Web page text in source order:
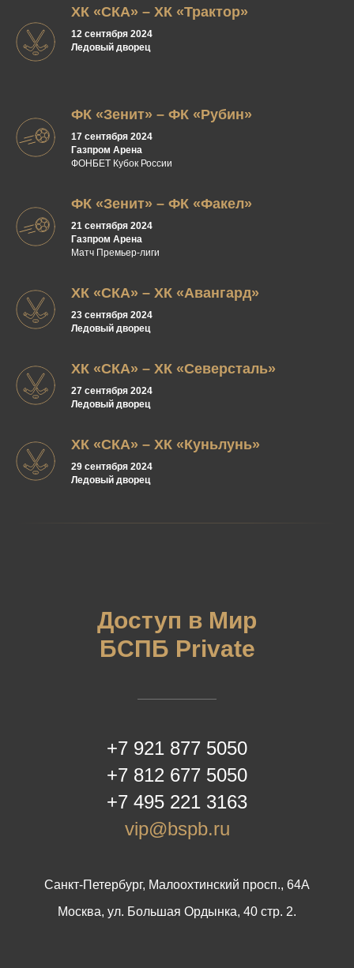
ХК «СКА» – ХК «Трактор»
12 сентября 2024
Ледовый дворец
ФК «Зенит» – ФК «Рубин»
17 сентября 2024
Газпром Арена
ФОНБЕТ Кубок России
ФК «Зенит» – ФК «Факел»
21 сентября 2024
Газпром Арена
Матч Премьер-лиги
ХК «СКА» – ХК «Авангард»
23 сентября 2024
Ледовый дворец
ХК «СКА» – ХК «Северсталь»
27 сентября 2024
Ледовый дворец
ХК «СКА» – ХК «Куньлунь»
29 сентября 2024
Ледовый дворец
Доступ в Мир
БСПБ Private
+7 921 877 5050
+7 812 677 5050
+7 495 221 3163
vip@bspb.ru
Санкт-Петербург, Малоохтинский просп., 64А
Москва, ул. Большая Ордынка, 40 стр. 2.